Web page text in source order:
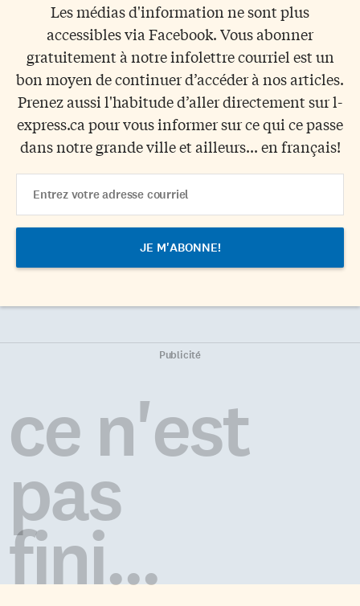
Les médias d'information ne sont plus
accessibles via Facebook. Vous abonner
gratuitement à notre infolettre courriel est un
bon moyen de continuer d’accéder à nos articles.
Prenez aussi l'habitude d’aller directement sur l-
express.ca pour vous informer sur ce qui ce passe
dans notre grande ville et ailleurs... en français!
Address
Publicité
ce n'est
pas
fini...